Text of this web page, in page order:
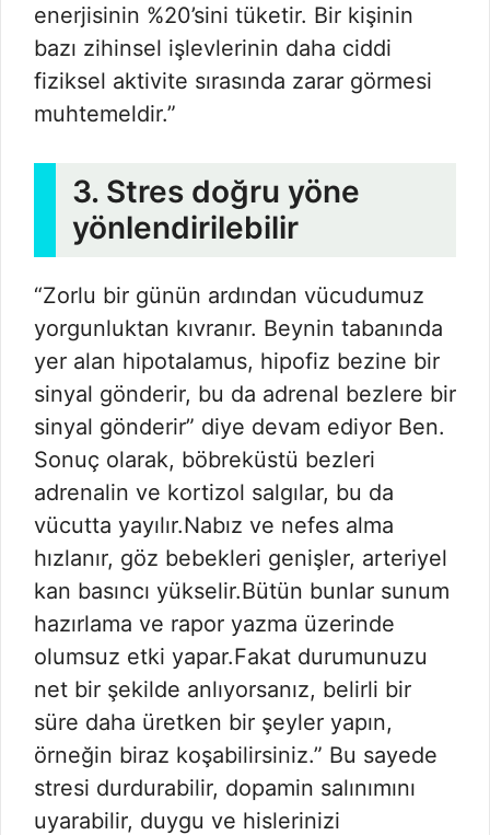
enerjisinin %20’sini tüketir. Bir kişinin
bazı zihinsel işlevlerinin daha ciddi
fiziksel aktivite sırasında zarar görmesi
muhtemeldir.”
3. Stres doğru yöne
yönlendirilebilir
“Zorlu bir günün ardından vücudumuz
yorgunluktan kıvranır. Beynin tabanında
yer alan hipotalamus, hipofiz bezine bir
sinyal gönderir, bu da adrenal bezlere bir
sinyal gönderir” diye devam ediyor Ben.
Sonuç olarak, böbreküstü bezleri
adrenalin ve kortizol salgılar, bu da
vücutta yayılır.Nabız ve nefes alma
hızlanır, göz bebekleri genişler, arteriyel
kan basıncı yükselir.Bütün bunlar sunum
hazırlama ve rapor yazma üzerinde
olumsuz etki yapar.Fakat durumunuzu
net bir şekilde anlıyorsanız, belirli bir
süre daha üretken bir şeyler yapın,
örneğin biraz koşabilirsiniz.” Bu sayede
stresi durdurabilir, dopamin salınımını
uyarabilir, duygu ve hislerinizi